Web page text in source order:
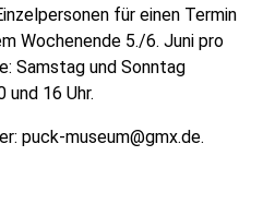
für einen Termin
Wochenende 5./6. Juni pro
Samstag und Sonntag
und 16 Uhr.
puck-museum@gmx.de.